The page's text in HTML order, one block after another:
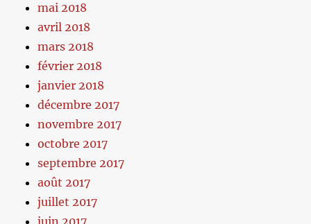
mai 2018
avril 2018
mars 2018
février 2018
janvier 2018
décembre 2017
novembre 2017
octobre 2017
septembre 2017
août 2017
juillet 2017
juin 2017